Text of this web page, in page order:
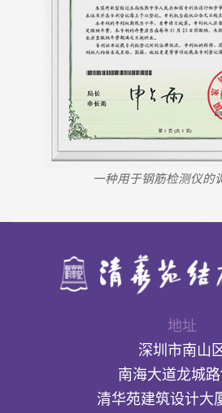
一种用于钢筋检测仪的
地址
深圳市南山
南海大道龙城路
清华苑建筑设计大